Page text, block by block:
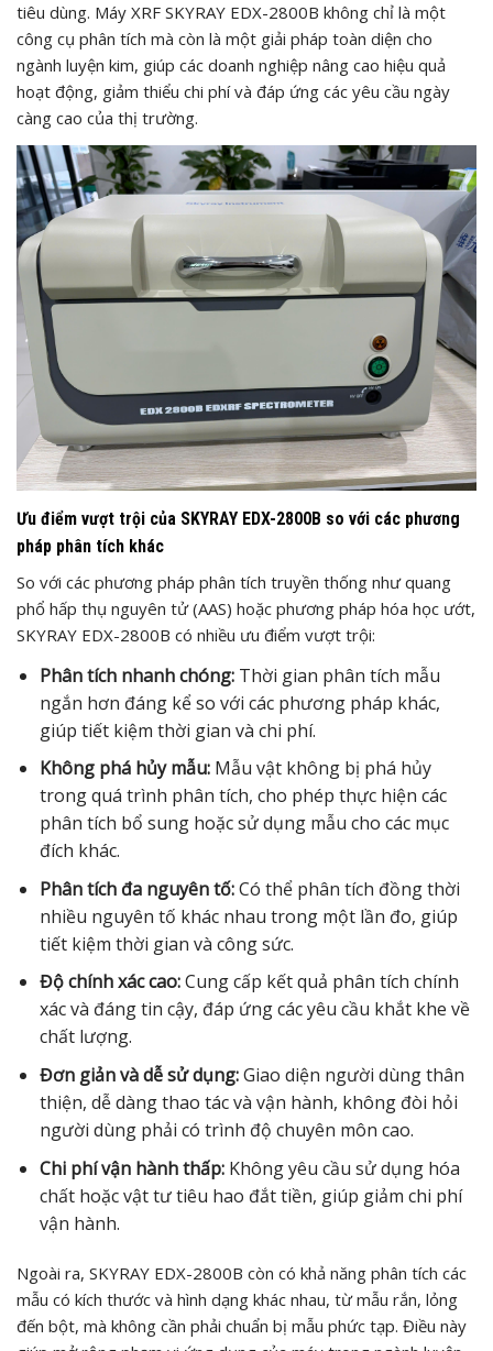
tiêu dùng. Máy XRF SKYRAY EDX-2800B không chỉ là một
công cụ phân tích mà còn là một giải pháp toàn diện cho
ngành luyện kim, giúp các doanh nghiệp nâng cao hiệu quả
hoạt động, giảm thiểu chi phí và đáp ứng các yêu cầu ngày
càng cao của thị trường.
Ưu điểm vượt trội của SKYRAY EDX-2800B so với các phương
pháp phân tích khác
So với các phương pháp phân tích truyền thống như quang
phổ hấp thụ nguyên tử (AAS) hoặc phương pháp hóa học ướt,
SKYRAY EDX-2800B có nhiều ưu điểm vượt trội:
Phân tích nhanh chóng:Thời gian phân tích mẫu
ngắn hơn đáng kể so với các phương pháp khác,
giúp tiết kiệm thời gian và chi phí.
Không phá hủy mẫu:Mẫu vật không bị phá hủy
trong quá trình phân tích, cho phép thực hiện các
phân tích bổ sung hoặc sử dụng mẫu cho các mục
đích khác.
Phân tích đa nguyên tố:Có thể phân tích đồng thời
nhiều nguyên tố khác nhau trong một lần đo, giúp
tiết kiệm thời gian và công sức.
Độ chính xác cao:Cung cấp kết quả phân tích chính
xác và đáng tin cậy, đáp ứng các yêu cầu khắt khe về
chất lượng.
Đơn giản và dễ sử dụng:Giao diện người dùng thân
thiện, dễ dàng thao tác và vận hành, không đòi hỏi
người dùng phải có trình độ chuyên môn cao.
Chi phí vận hành thấp:Không yêu cầu sử dụng hóa
chất hoặc vật tư tiêu hao đắt tiền, giúp giảm chi phí
vận hành.
Ngoài ra, SKYRAY EDX-2800B còn có khả năng phân tích các
mẫu có kích thước và hình dạng khác nhau, từ mẫu rắn, lỏng
đến bột, mà không cần phải chuẩn bị mẫu phức tạp. Điều này